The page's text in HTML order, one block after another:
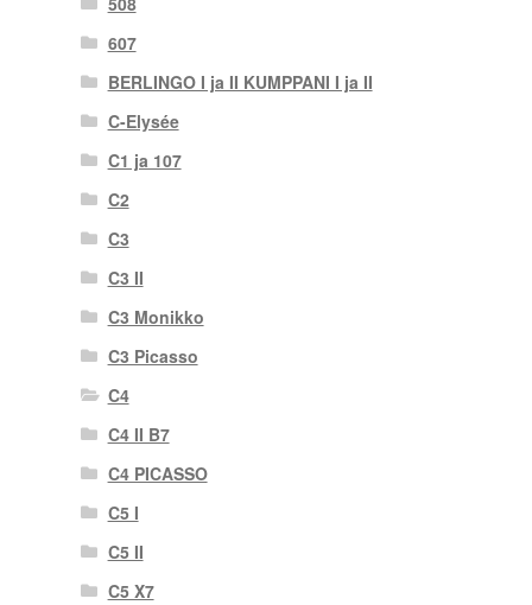
607
BERLINGO I ja II KUMPPANI I ja II
C-Elysée
C1 ja 107
C2
C3
C3 II
C3 Monikko
C3 Picasso
C4
C4 II B7
C4 PICASSO
C5 I
C5 II
C5 X7